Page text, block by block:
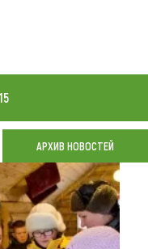
АРХИВ НОВОСТЕЙ